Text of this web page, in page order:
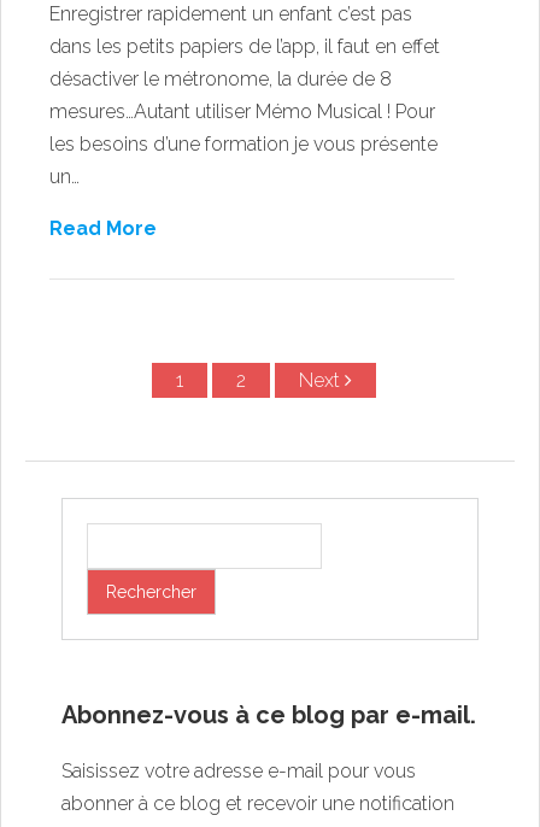
Enregistrer rapidement un enfant c’est pas
dans les petits papiers de l’app, il faut en effet
désactiver le métronome, la durée de 8
mesures…Autant utiliser Mémo Musical ! Pour
les besoins d’une formation je vous présente
un…
Read More
Post navigation
1 2 Next
Abonnez-vous à ce blog par e-mail.
Saisissez votre adresse e-mail pour vous
abonner à ce blog et recevoir une notification